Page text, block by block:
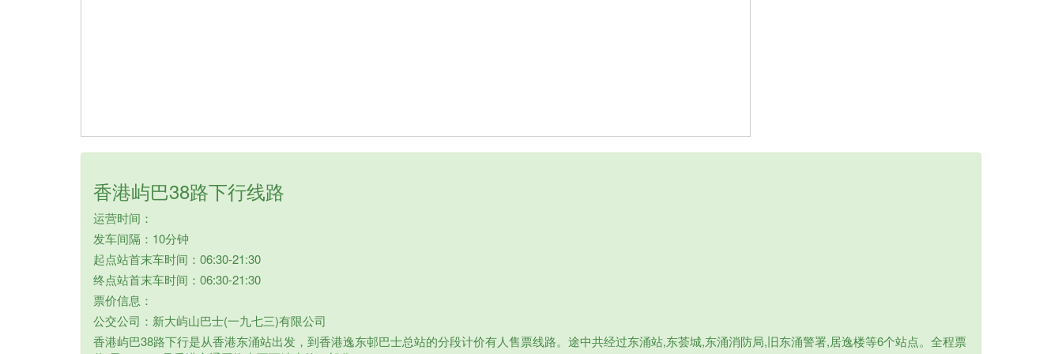
香港屿巴38路下行线路
运营时间：
发车间隔：10分钟
起点站首末车时间：06:30-21:30
终点站首末车时间：06:30-21:30
票价信息：
公交公司：新大屿山巴士(一九七三)有限公司
香港屿巴38路下行是从香港东涌站出发，到香港逸东邨巴士总站的分段计价有人售票线路。途中共经过东涌站,东荟城,东涌消防局,旧东涌警署,居逸楼等6个站点。全程票